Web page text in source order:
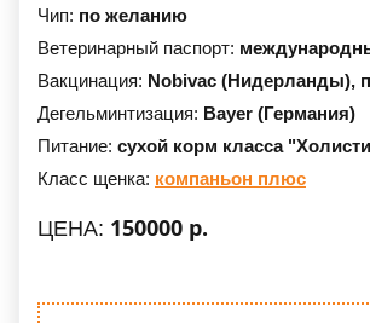
Чип: по желанию
Ветеринарный паспорт:
Вакцинация: Nobivac (Нидерланды),
Дегельминтизация: Bayer (Германия)
Питание: сухой корм класса
Класс щенка: компаньон плюс
ЦЕНА: 150000 р.